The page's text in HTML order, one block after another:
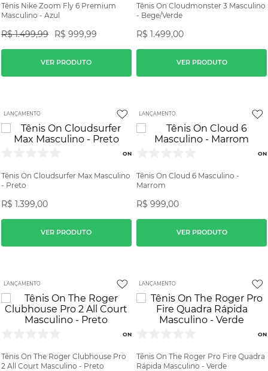
Tênis Nike Zoom Fly 6 Premium
Masculino - Azul
R$ 1.499,99 R$ 999,99
VER PRODUTO
Tênis On Cloudmonster 3 Masculino
- Bege/Verde
R$ 1.499,00
VER PRODUTO
LANÇAMENTO
ON
Tênis On Cloudsurfer Max Masculino
- Preto
R$ 1.399,00
VER PRODUTO
LANÇAMENTO
ON
Tênis On Cloud 6 Masculino -
Marrom
R$ 999,00
VER PRODUTO
LANÇAMENTO
ON
Tênis On The Roger Clubhouse Pro
2 All Court Masculino - Preto
LANÇAMENTO
ON
Tênis On The Roger Pro Fire Quadra
Rápida Masculino - Verde